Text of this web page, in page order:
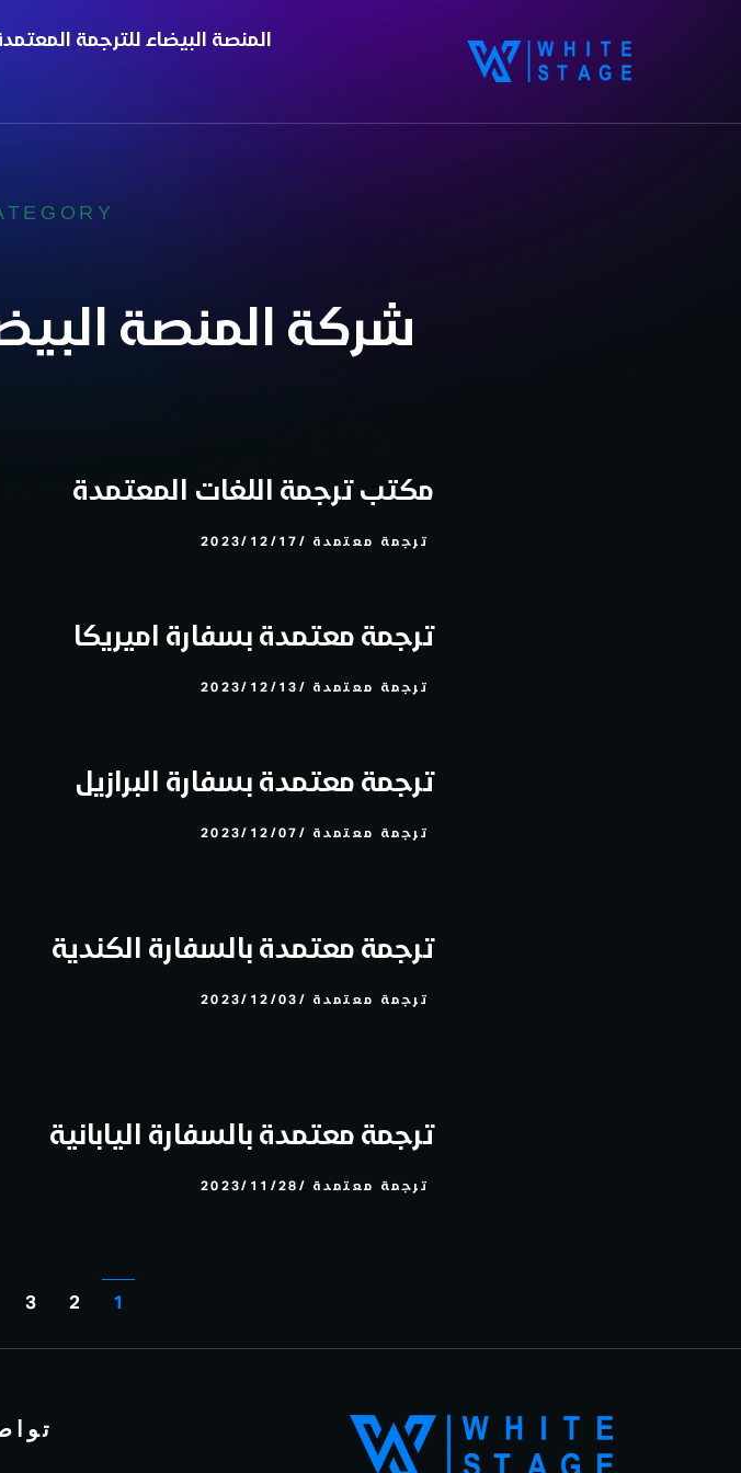
المنصة البيضاء للترجمة
شركة المنصة
مكتب ترجمة اللغات المعتمدة
ترجمة معتمدة 2023/12/17
ترجمة معتمدة بسفارة اميريكا
ترجمة معتمدة 2023/12/13
ترجمة معتمدة بسفارة البرازيل
ترجمة معتمدة 2023/12/07
ترجمة معتمدة بالسفارة الكندية
ترجمة معتمدة 2023/12/03
ترجمة معتمدة بالسفارة اليابانية
ترجمة معتمدة 2023/11/28
1
2
3